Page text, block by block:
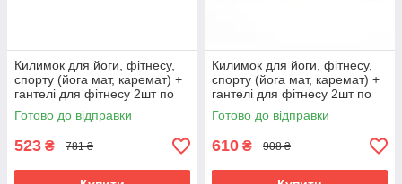
Килимок для йоги, фітнесу,
спорту (йога мат, каремат) +
гантелі для фітнесу 2шт по
2кг OSPORT Set 82 (n-0112)
Фіолетово-рожевий
Готово до відправки
523 ₴ 781 ₴
Килимок для йоги, фітнесу,
спорту (йога мат, каремат) +
гантелі для фітнесу 2шт по
3кг OSPORT Set 83 (n-0113)
Фіолетово-салатовий
Готово до відправки
610 ₴ 908 ₴